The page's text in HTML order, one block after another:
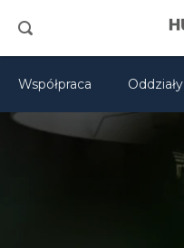
Współpraca Oddziały